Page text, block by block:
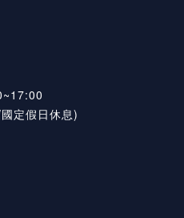
定假日休息)